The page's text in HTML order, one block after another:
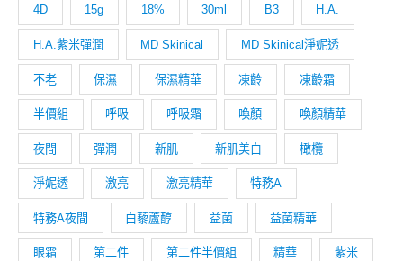
4D 15g 18% 30ml B3 H.A.
H.A.紫米彈潤 MD Skinical MD Skinical淨妮透
不老 保濕 保濕精華 凍齡 凍齡霜
半價組 呼吸 呼吸霜 喚顏 喚顏精華
夜間 彈潤 新肌 新肌美白 橄欖
淨妮透 激亮 激亮精華 特務A
特務A夜間 白藜蘆醇 益菌 益菌精華
眼霜 第二件 第二件半價組 精華 紫米